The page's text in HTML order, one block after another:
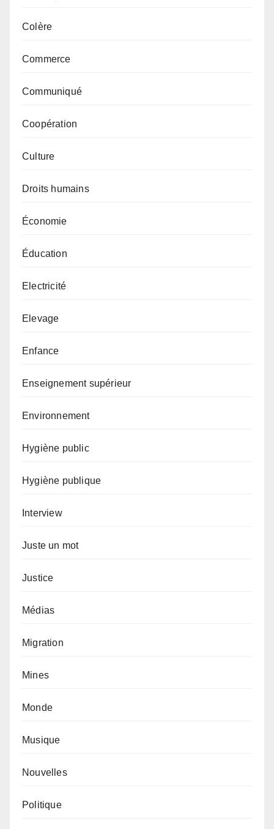
Colère
Commerce
Communiqué
Coopération
Culture
Droits humains
Économie
Éducation
Electricité
Elevage
Enfance
Enseignement supérieur
Environnement
Hygiène public
Hygiène publique
Interview
Juste un mot
Justice
Médias
Migration
Mines
Monde
Musique
Nouvelles
Politique